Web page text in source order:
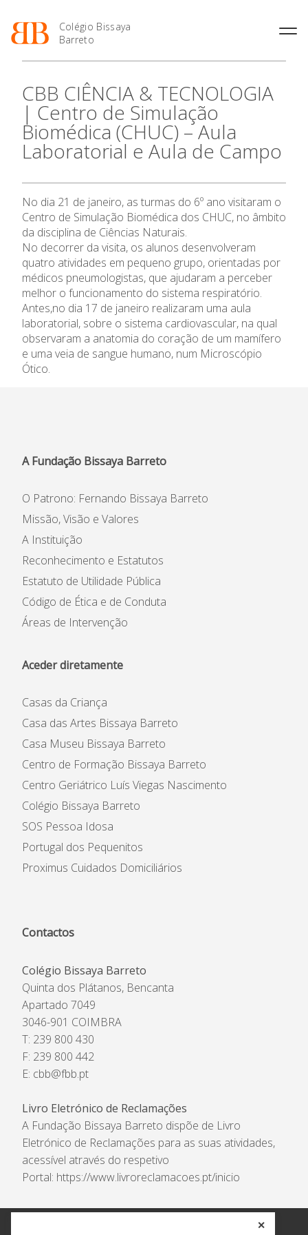
✕
Colégio Bissaya
Barreto
O Colégio
Projeto Educativo
Organização
Colaboradores Docentes
Colaboradores Não
Ofertas de emprego
Regulamentos
Jornal “O Coreto”
Privacidade
Oferta Formativa
Enriquecimento Curricular
Oferta Curricular
Atividades Extracurriculares
Serviços
Letiva
Academia de LínguasEnsino Profissional
Profissionais
Matrículas
Horários e Manuais
Curso de Técnico de
Curso de Técnico/a de Apoio
à Família e à Comunidade
Ofertas de Emprego
Ano Letivo
2027
Calendários
Portal do Professor
Portal do Aluno/Encarregado
SIGE
Secretariado de Exames
Admissão
Informações
APEE
CBB CIÊNCIA & TECNOLOGIA
| Centro de Simulação
Biomédica (CHUC) – Aula
Laboratorial e Aula de Campo
No dia 21 de janeiro, as turmas do 6º ano visitaram o
Centro de Simulação Biomédica dos CHUC, no âmbito
da disciplina de Ciências Naturais.
No decorrer da visita, os alunos desenvolveram
quatro atividades em pequeno grupo, orientadas por
médicos pneumologistas, que ajudaram a perceber
melhor o funcionamento do sistema respiratório.
Antes,no dia 17 de janeiro realizaram uma aula
laboratorial, sobre o sistema cardiovascular, na qual
observaram a anatomia do coração de um mamífero
e uma veia de sangue humano, num Microscópio
Ótico.
A Fundação Bissaya Barreto
O Patrono: Fernando Bissaya Barreto
Missão, Visão e Valores
A Instituição
Reconhecimento e Estatutos
Estatuto de Utilidade Pública
Código de Ética e de Conduta
Áreas de Intervenção
Aceder diretamente
Casas da Criança
Casa das Artes Bissaya Barreto
Casa Museu Bissaya Barreto
Centro de Formação Bissaya Barreto
Centro Geriátrico Luís Viegas Nascimento
Colégio Bissaya Barreto
SOS Pessoa Idosa
Portugal dos Pequenitos
Proximus Cuidados Domiciliários
Contactos
Colégio Bissaya Barreto
Quinta dos Plátanos, Bencanta
Apartado 7049
3046-901 COIMBRA
T: 239 800 430
F: 239 800 442
E: cbb@fbb.pt
Livro Eletrónico de Reclamações
A Fundação Bissaya Barreto dispõe de Livro
Eletrónico de Reclamações para as suas atividades,
acessível através do respetivo
Portal: https://www.livroreclamacoes.pt/inicio